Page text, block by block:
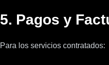
5. Pagos y
Para los servicios contratados: